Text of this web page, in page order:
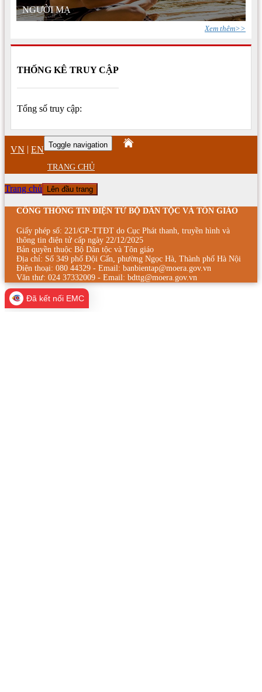
NGƯỜI MẠ
Xem thêm>>
THỐNG KÊ TRUY CẬP
Tổng số truy cập:
VN | EN Toggle navigation
TRANG CHỦ
Trang chủ Lên đầu trang
CỔNG THÔNG TIN ĐIỆN TỬ BỘ DÂN TỘC VÀ TÔN GIÁO
Giấy phép số: 221/GP-TTĐT do Cục Phát thanh, truyền hình và
thông tin điện tử cấp ngày 22/12/2025
Bản quyền thuộc Bộ Dân tộc và Tôn giáo
Địa chỉ: Số 349 phố Đội Cấn, phường Ngọc Hà, Thành phố Hà Nội
Điện thoại: 080 44329 - Email: banbientap@moera.gov.vn
Văn thư: 024 37332009 - Email: bdttg@moera.gov.vn
Đã kết nối EMC